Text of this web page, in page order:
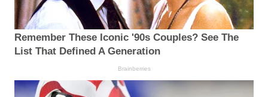
Remember These Iconic '90s Couples? See The
List That Defined A Generation
Brainberries